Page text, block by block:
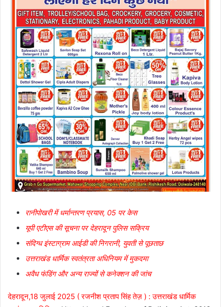
रानीपोखरी में धर्मान्तरण प्रयास, 05 पर केस
यूपी एटीएस की सूचना पर देहरादून पुलिस सक्रिय
संदिग्ध इंस्टाग्राम आईडी की निगरानी, युवती से पूछताछ
उत्तराखंड धार्मिक स्वतंत्रता अधिनियम में मुकदमा
अवैध फंडिंग और अन्य राज्यों से कनेक्शन की जांच
देहरादून,18 जुलाई 2025 ( रजनीश प्रताप सिंह तेज़ ) : उत्तराखंड धार्मिक